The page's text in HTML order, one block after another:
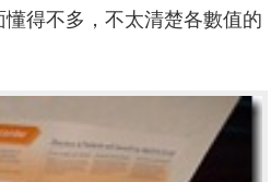
得不多，不太清楚各數值的